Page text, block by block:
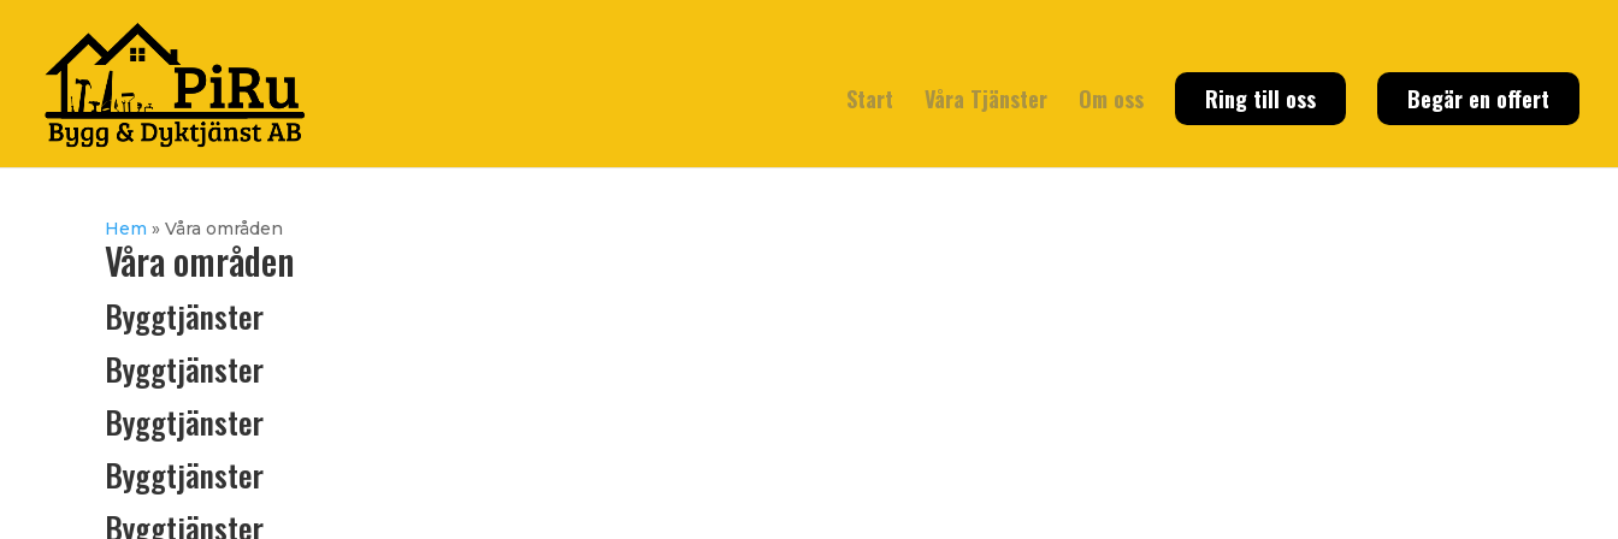
Start Våra Tjänster Om oss Ring till oss Begär en offert
Hem » Våra områden
Våra områden
Byggtjänster
Byggtjänster
Byggtjänster
Byggtjänster
Byggtjänster